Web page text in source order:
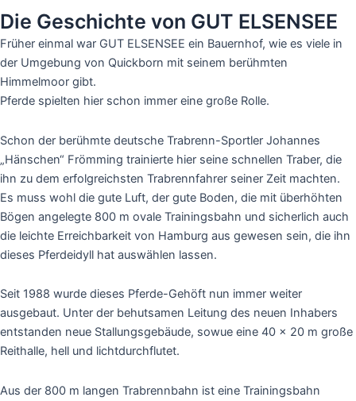
Die Geschichte von GUT ELSENSEE
Früher einmal war GUT ELSENSEE ein Bauernhof, wie es viele in
der Umgebung von Quickborn mit seinem berühmten
Himmelmoor gibt.
Pferde spielten hier schon immer eine große Rolle.
Schon der berühmte deutsche Trabrenn-Sportler Johannes
„Hänschen“ Frömming trainierte hier seine schnellen Traber, die
ihn zu dem erfolgreichsten Trabrennfahrer seiner Zeit machten.
Es muss wohl die gute Luft, der gute Boden, die mit überhöhten
Bögen angelegte 800 m ovale Trainingsbahn und sicherlich auch
die leichte Erreichbarkeit von Hamburg aus gewesen sein, die ihn
dieses Pferdeidyll hat auswählen lassen.
Seit 1988 wurde dieses Pferde-Gehöft nun immer weiter
ausgebaut. Unter der behutsamen Leitung des neuen Inhabers
entstanden neue Stallungsgebäude, sowue eine 40 x 20 m große
Reithalle, hell und lichtdurchflutet.
Aus der 800 m langen Trabrennbahn ist eine Trainingsbahn